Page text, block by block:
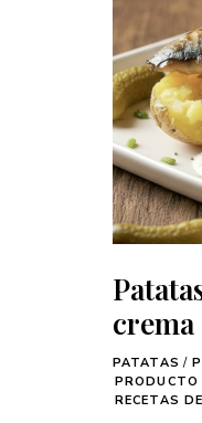
PATATAS /
RECETAS